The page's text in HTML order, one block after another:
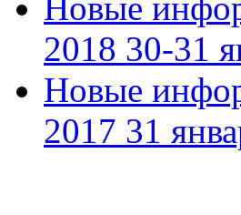
Новые
2018 30-31
Новые
2017 31